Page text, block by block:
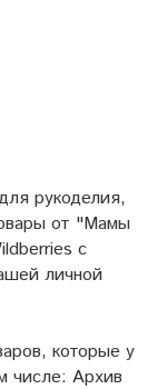
рукоделия,
от "Мамы
с
личной
которые у
числе: Архив